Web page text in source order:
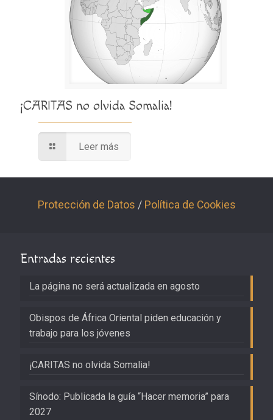
¡CARITAS no olvida Somalia!
Leer más
Protección de Datos / Política de Cookies
Entradas recientes
La página no será actualizada en agosto
Obispos de África Oriental piden educación y
trabajo para los jóvenes
¡CARITAS no olvida Somalia!
Sínodo: Publicada la guía “Hacer memoria” para
2027